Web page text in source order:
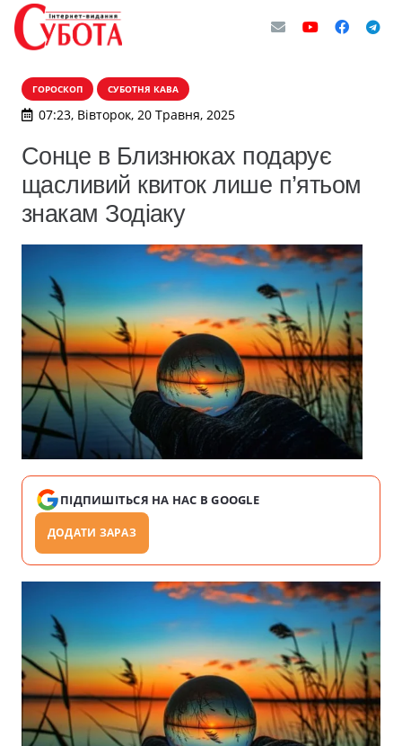
ГОРОСКОП СУБОТНЯ КАВА
07:23, Вівторок, 20 Травня, 2025
Сонце в Близнюках подарує
щасливий квиток лише п’ятьом
знакам Зодіаку
ПІДПИШІТЬСЯ НА НАС В GOOGLE
ДОДАТИ ЗАРАЗ